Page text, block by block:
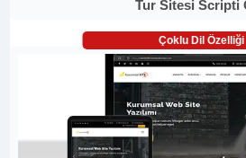
Tur Sitesi Scripti
Çoklu Dil Özelliği